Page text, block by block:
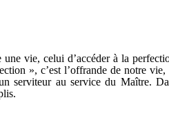
une vie, celui d’accéder à la
», c’est l’offrande de notre
serviteur au service du Maître.